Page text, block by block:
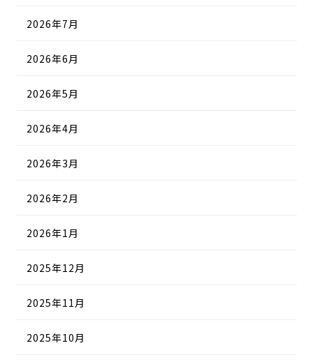
2026年7月
2026年6月
2026年5月
2026年4月
2026年3月
2026年2月
2026年1月
2025年12月
2025年11月
2025年10月